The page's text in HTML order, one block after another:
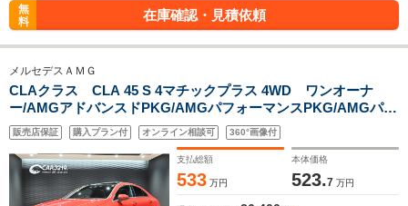
無
料
在庫確認・見積依頼
メルセデスＡＭＧ
CLAクラス CLA 45 S 4マチックプラス 4WD ワンオーナ
ー/AMGアドバンスドPKG/AMGパフォーマンスPKG/AMGパフ
ォーマンスPKG/パノラミックスライディングルーフ/全周囲カ
メラ/ACC/BSM/HUD/シートヒーター/ベンチレーション/フルセ
グ/コーナーセンサー/ETC2.0
販売店保証 購入プラン付 オンライン相談可 360°画像付
支払総額
533 万円
本体価格
523.7 万円